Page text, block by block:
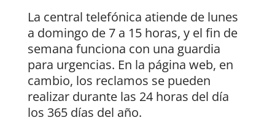
La central telefónica atiende de lunes
a domingo de 7 a 15 horas, y el fin de
semana funciona con una guardia
para urgencias. En la página web, en
cambio, los reclamos se pueden
realizar durante las 24 horas del día
los 365 días del año.